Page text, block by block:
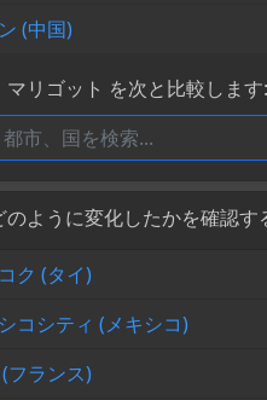
(中国)
マリゴット を次と比較します:
のように変化したかを確認す
ク (タイ)
コシティ (メキシコ)
フランス)